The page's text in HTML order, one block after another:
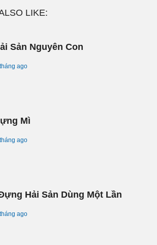
LIKE:
Sản Nguyên Con
ago
Mì
ago
Hải Sản Dùng Một Lần
ago